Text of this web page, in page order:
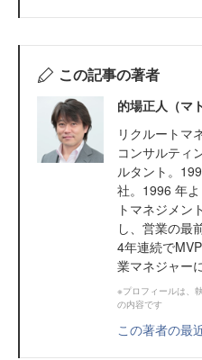
この記事の著者
的場正人（マ
リクルートマ
コンサルティ
ルタント。
社。1996 年
トマネジメン
し、営業の最
4年連続で
業マネジャー
※プロフィールは、
の内容です
この著者の最